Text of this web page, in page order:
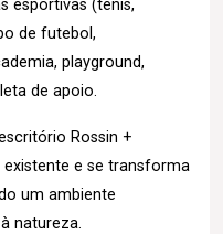
esportivas (tênis,
de futebol,
playground,
de apoio.
Rossin +
e se transforma
um ambiente
natureza.